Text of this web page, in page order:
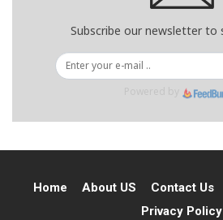
Subscribe our newsletter to
Home About US Contact Us
Privacy Policy